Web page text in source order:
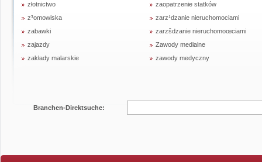
złotnictwo
z³omowiska
zabawki
zajazdy
zakłady malarskie
zaopatrzenie statków
zarz¹dzanie nieruchomociami
zarzšdzanie nieruchomoœciami
Zawody medialne
zawody medyczny
Branchen-Direktsuche: